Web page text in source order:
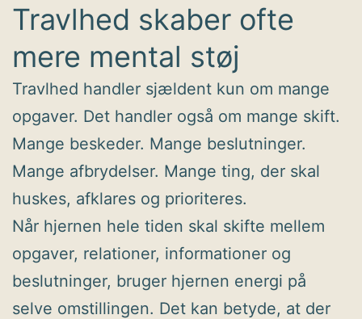
Travlhed skaber ofte
mere mental støj
Travlhed handler sjældent kun om mange
opgaver. Det handler også om mange skift.
Mange beskeder. Mange beslutninger.
Mange afbrydelser. Mange ting, der skal
huskes, afklares og prioriteres.
Når hjernen hele tiden skal skifte mellem
opgaver, relationer, informationer og
beslutninger, bruger hjernen energi på
selve omstillingen. Det kan betyde, at der